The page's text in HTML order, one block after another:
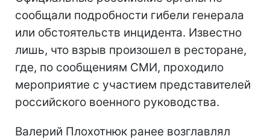
сообщали подробности гибели генерала
или обстоятельств инцидента. Известно
лишь, что взрыв произошел в ресторане,
где, по сообщениям СМИ, проходило
мероприятие с участием представителей
российского военного руководства.
Валерий Плохотнюк ранее возглавлял